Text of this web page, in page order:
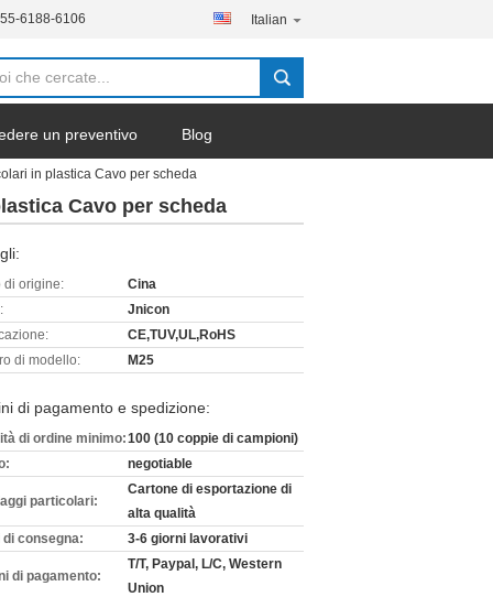
6188-6106 Italian
un preventivo Blog
in plastica Cavo per scheda
Cavo per scheda
di origine:
Cina
Jnicon
CE,TUV,UL,RoHS
di modello:
M25
di pagamento e spedizione:
di ordine minimo:100 (10 coppie di campioni)
negotiable
particolari:
Cartone di esportazione di
alta qualità
di consegna:
3-6 giorni lavorativi
di pagamento:
T/T, Paypal, L/C, Western
Union